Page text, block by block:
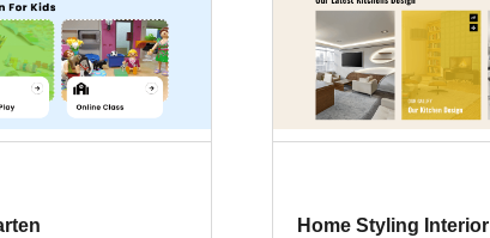
Home Styling Interior